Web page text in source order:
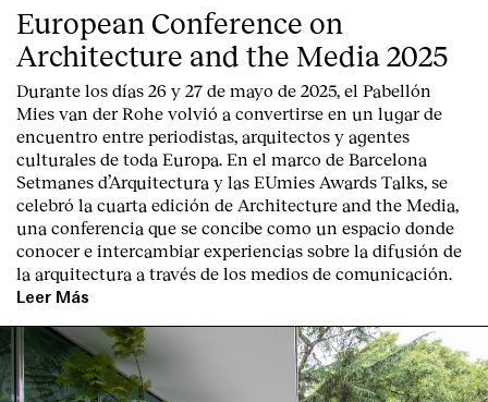
Clientes
European Conference on
Architecture and the Media 2025
Durante los días 26 y 27 de mayo de 2025, el Pabellón
Mies van der Rohe volvió a convertirse en un lugar de
encuentro entre periodistas, arquitectos y agentes
culturales de toda Europa. En el marco de Barcelona
Setmanes d’Arquitectura y las EUmies Awards Talks, se
celebró la cuarta edición de Architecture and the Media,
una conferencia que se concibe como un espacio donde
conocer e intercambiar experiencias sobre la difusión de
la arquitectura a través de los medios de comunicación.
Leer Más